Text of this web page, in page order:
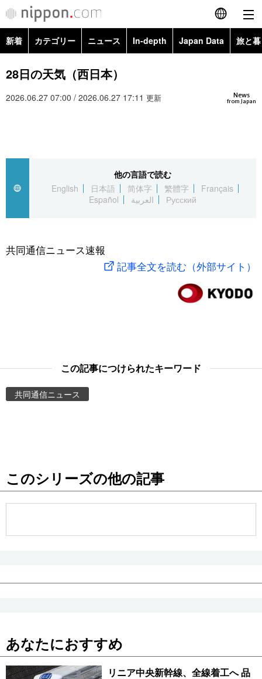
English
العربية
社会
旅と暮らし
東京
新着 カテゴリー ニュース In-depth Japan Data 旅と
政治・外交
経済・ビジネス
社会
文化
科学・技術
暮らし
Images
お知らせ
28日の天気（西日本）
News
from Japan
2026.06.27 07:00 / 2026.06.27 17:11 更新
他の言語で読む
English
日本語 简体字 繁體字
Français
Español
العربية Русский
共同通信ニュース速報
記事全文を読む（外部サイト）
この記事につけられたキーワード
共同通信ニュース
このシリーズの他の記事
あなたにおすすめ
リニア中央新幹線、全線着工へ 品